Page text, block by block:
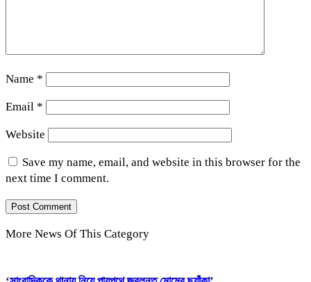
Name *
Email *
Website
Save my name, email, and website in this browser for the
next time I comment.
More News Of This Category